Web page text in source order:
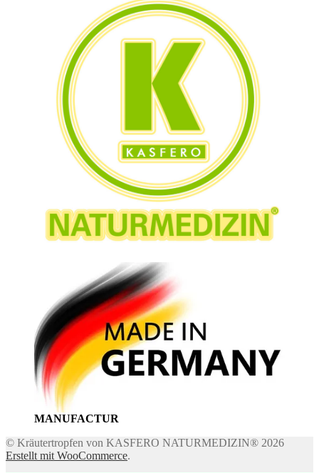
MANUFACTUR
© Kräutertropfen von KASFERO NATURMEDIZIN® 2026
Erstellt mit WooCommerce.